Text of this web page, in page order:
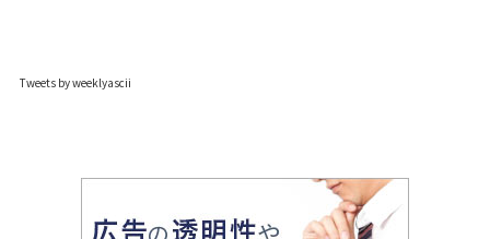
Tweets by weeklyascii